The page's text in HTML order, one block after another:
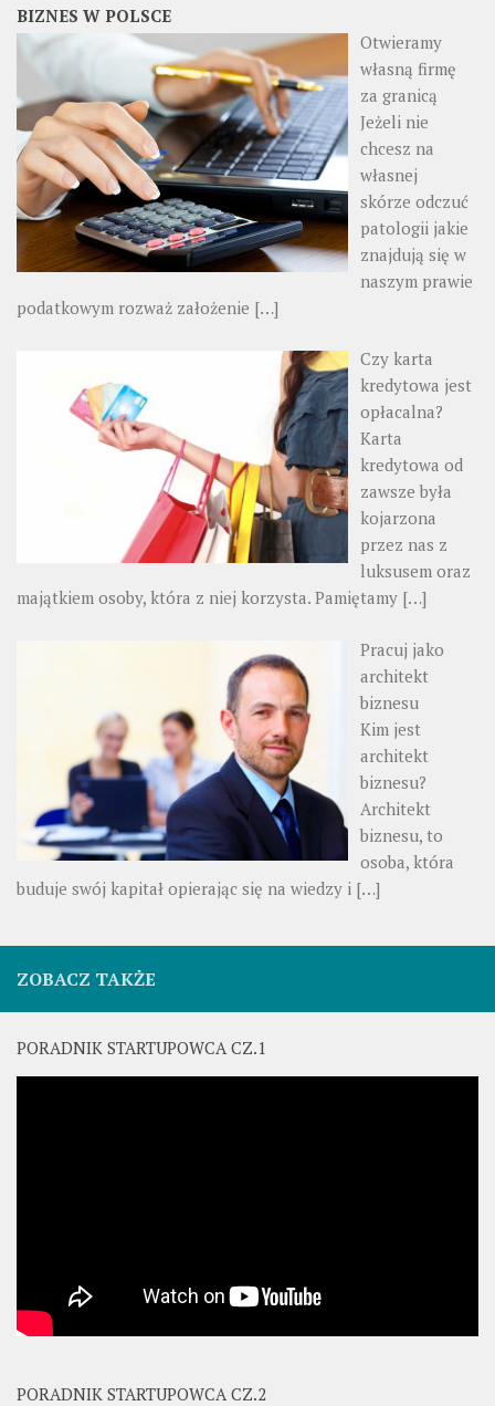
BIZNES W POLSCE
Otwieramy
własną firmę
za granicą
Jeżeli nie
chcesz na
własnej
skórze odczuć
patologii jakie
znajdują się w
naszym prawie
podatkowym rozważ założenie […]
Czy karta
kredytowa jest
opłacalna?
Karta
kredytowa od
zawsze była
kojarzona
przez nas z
luksusem oraz
majątkiem osoby, która z niej korzysta. Pamiętamy […]
Pracuj jako
architekt
biznesu
Kim jest
architekt
biznesu?
Architekt
biznesu, to
osoba, która
buduje swój kapitał opierając się na wiedzy i […]
ZOBACZ TAKŻE
PORADNIK STARTUPOWCA CZ.1
PORADNIK STARTUPOWCA CZ.2